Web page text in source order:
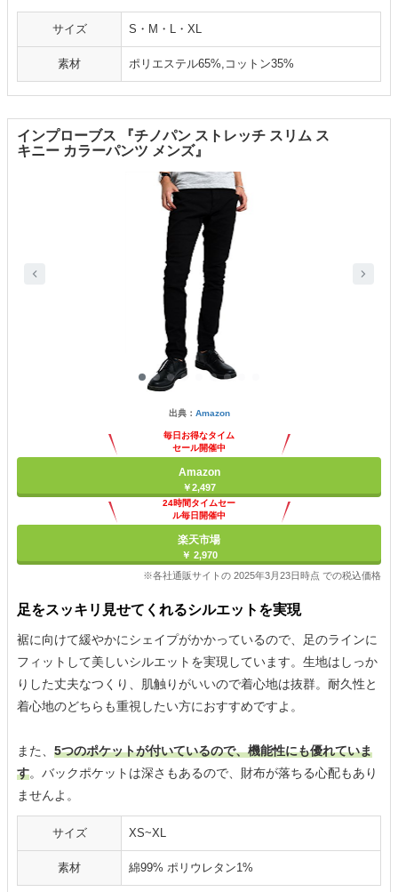
サイズ S・M・L・XL
素材 ポリエステル65%,コットン35%
インプローブス 『チノパン ストレッチ スリム ス
キニー カラーパンツ メンズ』
出典： Amazon
毎日お得なタイム
セール開催中
Amazon
￥2,497
24時間タイムセー
ル毎日開催中
楽天市場
￥ 2,970
※各社通販サイトの 2025年3月23日時点 での税込価格
足をスッキリ見せてくれるシルエットを実現
裾に向けて緩やかにシェイプがかかっているので、足のラインに
フィットして美しいシルエットを実現しています。生地はしっか
りした丈夫なつくり、肌触りがいいので着心地は抜群。耐久性と
着心地のどちらも重視したい方におすすめですよ。
また、 5つのポケットが付いているので、機能性にも優れていま
す。バックポケットは深さもあるので、財布が落ちる心配もあり
ませんよ。
サイズ XS~XL
素材 綿99% ポリウレタン1%